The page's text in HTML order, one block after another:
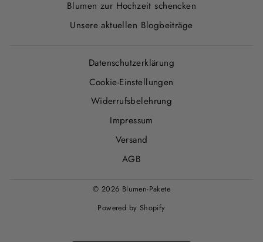
Blumen zur Hochzeit schencken
Unsere aktuellen Blogbeiträge
Datenschutzerklärung
Cookie-Einstellungen
Widerrufsbelehrung
Impressum
Versand
AGB
© 2026 Blumen-Pakete
Powered by Shopify